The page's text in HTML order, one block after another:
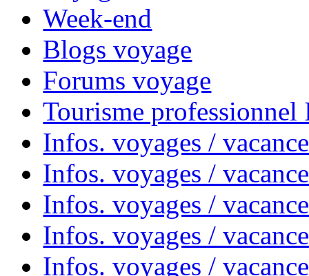
Week-end
Blogs voyage
Forums voyage
Tourisme
Infos. voyages /
Infos. voyages /
Infos. voyages /
Infos. voyages /
Infos. voyages /